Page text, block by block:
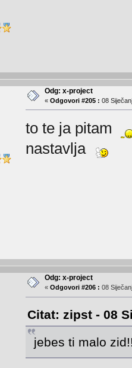
Odg: x-project
« Odgovori #205 : 08
to te ja pitam
nastavlja
Odg: x-project
« Odgovori #206 : 08
Citat: zipst - 08
jebes ti malo